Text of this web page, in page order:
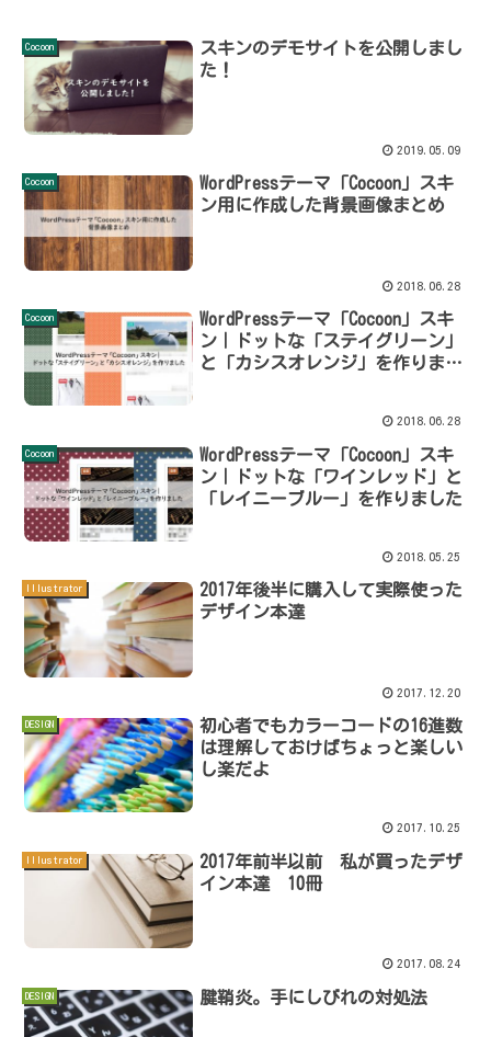
Cocoon
スキンのデモサイトを公開しまし
た！
2019.05.09
Cocoon
WordPressテーマ「Cocoon」スキ
ン用に作成した背景画像まとめ
2018.06.28
Cocoon
WordPressテーマ「Cocoon」スキ
ン｜ドットな「ステイグリーン」
と「カシスオレンジ」を作りまし
2018.06.28
Cocoon
WordPressテーマ「Cocoon」スキ
ン｜ドットな「ワインレッド」と
「レイニーブルー」を作りました
2018.05.25
Illustrator
2017年後半に購入して実際使った
デザイン本達
2017.12.20
DESIGN
初心者でもカラーコードの16進数
は理解しておけばちょっと楽しい
し楽だよ
2017.10.25
Illustrator
2017年前半以前 私が買ったデザ
イン本達 10冊
2017.08.24
DESIGN 腱鞘炎。手にしびれの対処法